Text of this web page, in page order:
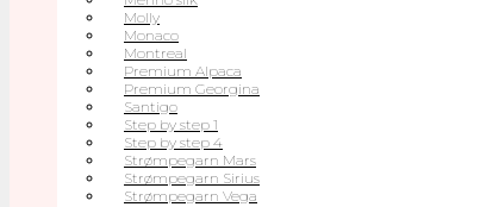
Molly
Monaco
Montreal
Premium Alpaca
Premium Georgina
Santigo
Step by step 1
Step by step 4
Strømpegarn Mars
Strømpegarn Sirius
Strømpegarn Vega